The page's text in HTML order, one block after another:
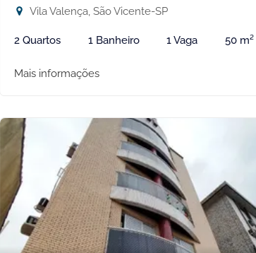
Vila Valença, São Vicente-SP
2 Quartos 1 Banheiro 1 Vaga 50 m²
Mais informações